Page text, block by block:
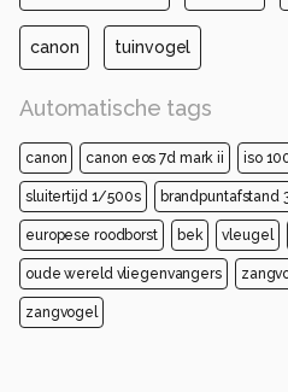
canon tuinvogel
Automatische tags
canon canon eos 7d mark ii iso
sluitertijd 1/500s brandpuntafstand
europese roodborst bek vleugel
oude wereld vliegenvangers
zangvogel